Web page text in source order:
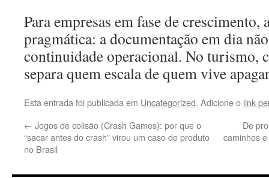
Para empresas em fase de crescimento,
pragmática: a documentação em dia
continuidade operacional. No turismo,
separa quem escala de quem vive
Esta entrada foi publicada em Uncategorized. Adicione o link
← Jogos de colisão (Crash Games): por que o
“sacar antes do crash” virou um caso de produto
no Brasil
De
caminhos